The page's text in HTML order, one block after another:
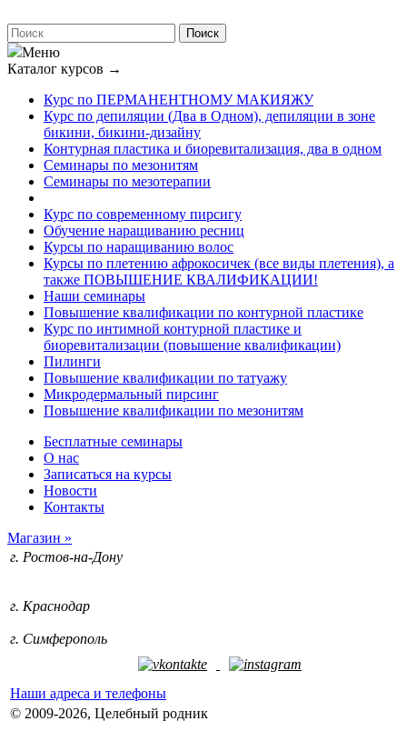
Меню
Каталог курсов →
Курс по ПЕРМАНЕНТНОМУ МАКИЯЖУ
Курс по депиляции (Два в Одном), депиляции в зоне
бикини, бикини-дизайну
Контурная пластика и биоревитализация, два в одном
Семинары по мезонитям
Семинары по мезотерапии
Курс по современному пирсигу
Обучение наращиванию ресниц
Курсы по наращиванию волос
Курсы по плетению афрокосичек (все виды плетения), а
также ПОВЫШЕНИЕ КВАЛИФИКАЦИИ!
Наши семинары
Повышение квалификации по контурной пластике
Курс по интимной контурной пластике и
биоревитализации (повышение квалификации)
Пилинги
Повышение квалификации по татуажу
Микродермальный пирсинг
Повышение квалификации по мезонитям
Бесплатные семинары
О нас
Записаться на курсы
Новости
Контакты
Магазин »
г. Ростов-на-Дону
г. Краснодар
г. Симферополь
Наши адреса и телефоны
© 2009-2026, Целебный родник